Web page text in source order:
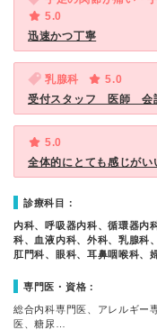
5.0
迅速かつ丁寧
乳腺科
5.0
受付スタッフ 医師 会
5.0
全体的にとても感じがい
診療科目：
内科、呼吸器内科、循環器内
科、血液内科、外科、乳腺科
肛門科、眼科、耳鼻咽喉科、
専門医・資格：
総合内科専門医、アレルギー
医、糖尿…